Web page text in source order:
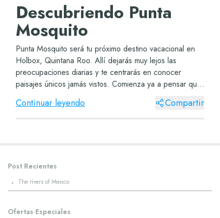
Descubriendo Punta
Mosquito
Punta Mosquito será tu próximo destino vacacional en
Holbox, Quintana Roo. Allí dejarás muy lejos las
preocupaciones diarias y te centrarás en conocer
paisajes únicos jamás vistos. Comienza ya a pensar qué
conjuntos de ropa te pondrás en este lugar p...
Continuar leyendo Compartir
Post Recientes
· The rivers of Mexico
Ofertas Especiales